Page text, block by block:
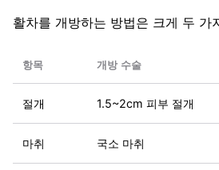
활차를 개방하는 방법은 크게 두 가
항목 개방 수술
절개 1.5~2cm 피부 절개
마취 국소 마취